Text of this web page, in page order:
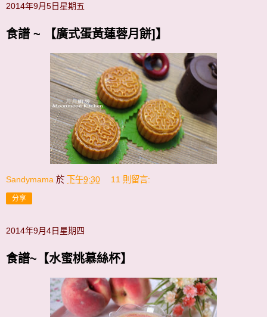
2014年9月5日星期五
食譜 ~ 【廣式蛋黃蓮蓉月餅]】
Sandymama 於 下午9:30 11 則留言:
分享
2014年9月4日星期四
食譜~【水蜜桃慕絲杯】